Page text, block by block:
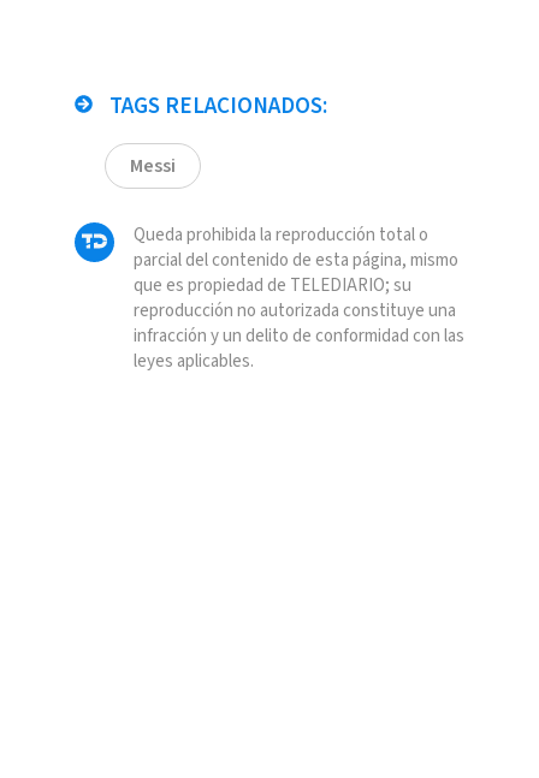
TAGS RELACIONADOS:
Messi
Queda prohibida la reproducción total o
parcial del contenido de esta página, mismo
que es propiedad de TELEDIARIO; su
reproducción no autorizada constituye una
infracción y un delito de conformidad con las
leyes aplicables.